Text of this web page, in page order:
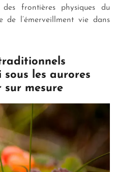
frontières physiques du
de l’émerveillment vie dans
sous les aurores
sur mesure